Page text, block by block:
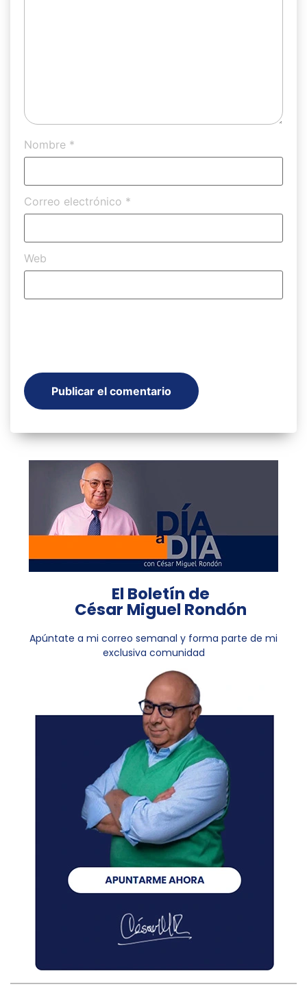
Nombre *
Correo electrónico *
Web
El Boletín de
César Miguel Rondón
Apúntate a mi correo semanal y forma parte de mi
exclusiva comunidad